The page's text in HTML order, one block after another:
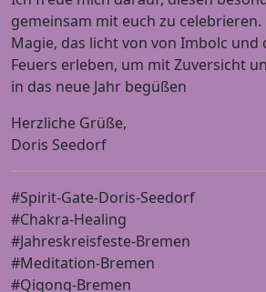
gemeinsam mit euch zu celebrieren.
Magie, das licht von von Imbolc und
Feuers erleben, um mit Zuversicht
in das neue Jahr begüßen
Herzliche Grüße,
Doris Seedorf
#Spirit-Gate-Doris-Seedorf
#Chakra-Healing
#Jahreskreisfeste-Bremen
#Meditation-Bremen
#Qigong-Bremen